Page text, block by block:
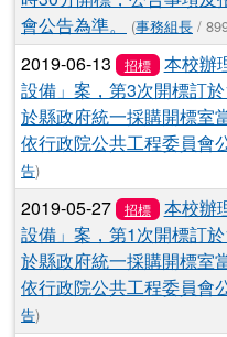
會公告為準。
(事務組長 /
2019-06-13 招標
本校辦
設備」案，第3次開標訂
於縣政府統一採購開標室
依行政院公共工程委員會
告)
2019-05-27 招標
本校辦
設備」案，第1次開標訂
於縣政府統一採購開標室
依行政院公共工程委員會
告)